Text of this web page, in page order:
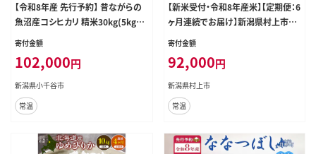
【令和8年産 先行予約】 昔ながらの
魚沼産コシヒカリ 精米30kg(5kg×
毎月全6回) 農園ビギン 【0002-BN1
2DB00-02】
寄付金額
102,000円
新潟県小千谷市
常温
【新米受付・令和8年産米】【定期便：6
ヶ月連続でお届け】新潟県村上市岩
船産 棚田米コシヒカリ 5kg×6ヶ月
1011004N
寄付金額
92,000円
新潟県村上市
常温